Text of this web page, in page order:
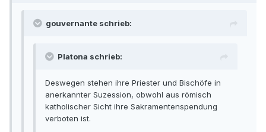
gouvernante schrieb:
Platona schrieb:
Deswegen stehen ihre Priester und Bischöfe in
anerkannter Suzession, obwohl aus römisch
katholischer Sicht ihre Sakramentenspendung
verboten ist.